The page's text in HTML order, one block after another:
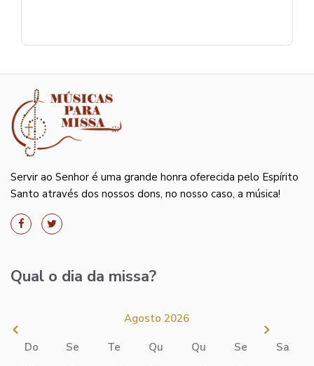
Servir ao Senhor é uma grande honra oferecida pelo Espírito
Santo através dos nossos dons, no nosso caso, a música!
Qual o dia da missa?
Agosto 2026
Do Se Te Qu Qu Se
Sa